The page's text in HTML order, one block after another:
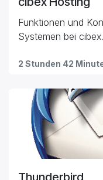
Funktionen und
Systemen bei cibex.
2 Stunden 42
Thunderbird